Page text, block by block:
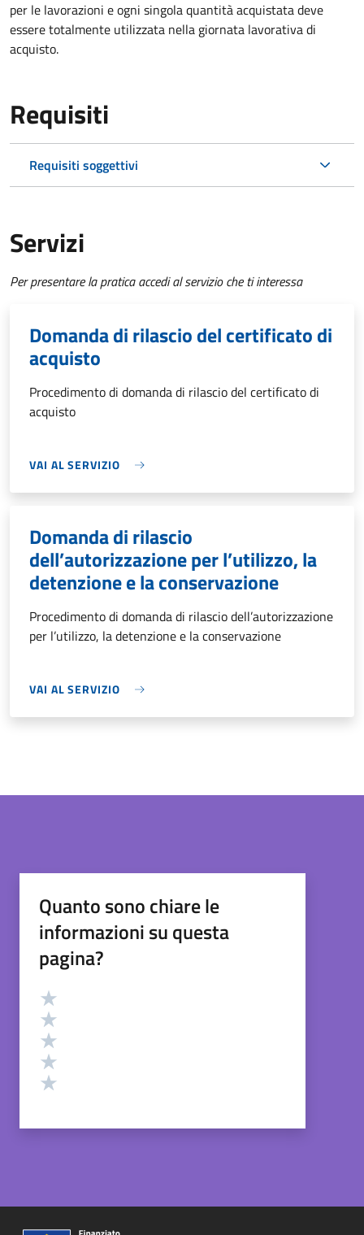
per le lavorazioni e ogni singola quantità acquistata deve
essere totalmente utilizzata nella giornata lavorativa di
acquisto.
Requisiti
Requisiti soggettivi
Servizi
Per presentare la pratica accedi al servizio che ti interessa
Domanda di rilascio del certificato di
acquisto
Procedimento di domanda di rilascio del certificato di
acquisto
VAI AL SERVIZIO
Domanda di rilascio
dell’autorizzazione per l’utilizzo, la
detenzione e la conservazione
Procedimento di domanda di rilascio dell’autorizzazione
per l’utilizzo, la detenzione e la conservazione
VAI AL SERVIZIO
Quanto sono chiare le
informazioni su questa
pagina?
Valutazione